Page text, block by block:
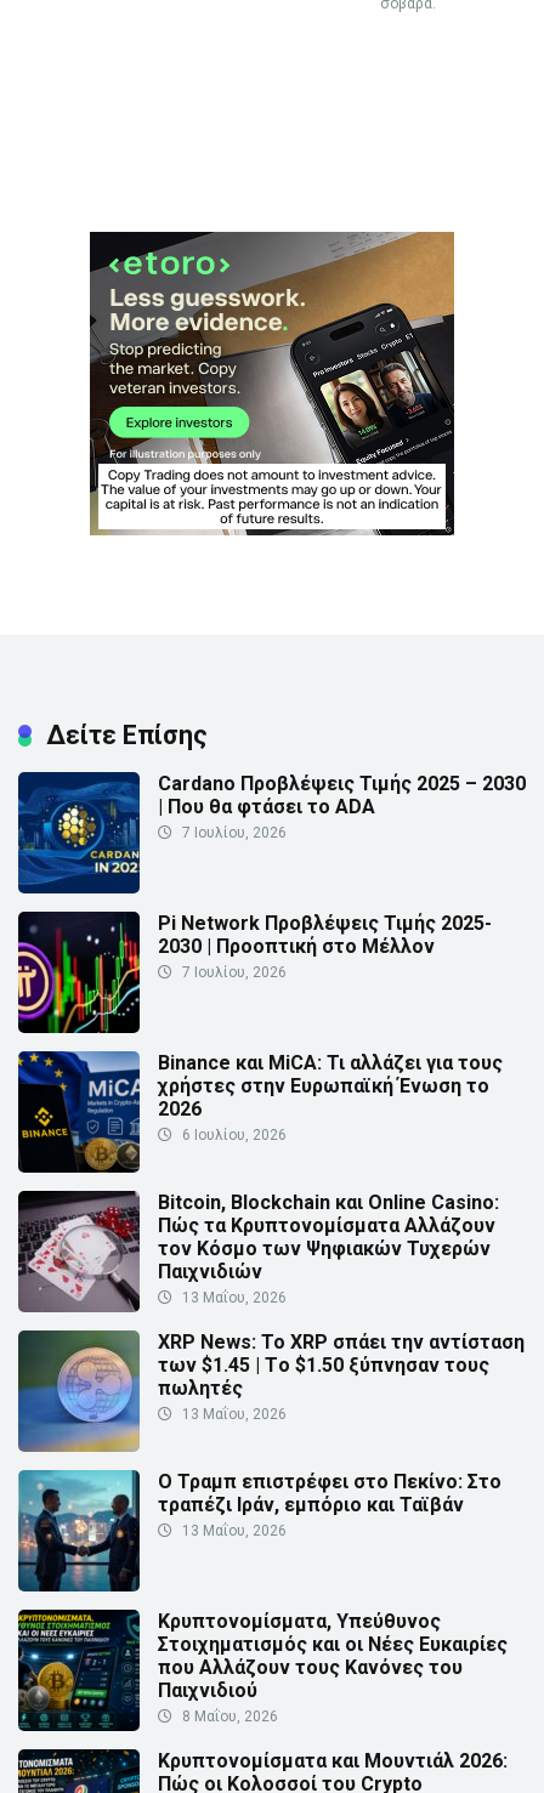
σοβαρά.
Δείτε Επίσης
Cardano Προβλέψεις Τιμής 2025 – 2030
| Που θα φτάσει το ADA
7 Ιουλίου, 2026
Pi Network Προβλέψεις Τιμής 2025-
2030 | Προοπτική στο Μέλλον
7 Ιουλίου, 2026
Binance και MiCA: Τι αλλάζει για τους
χρήστες στην Ευρωπαϊκή Ένωση το
2026
6 Ιουλίου, 2026
Bitcoin, Blockchain και Online Casino:
Πώς τα Κρυπτονομίσματα Αλλάζουν
τον Κόσμο των Ψηφιακών Τυχερών
Παιχνιδιών
13 Μαΐου, 2026
XRP News: Το XRP σπάει την αντίσταση
των $1.45 | Τo $1.50 ξύπνησαν τους
πωλητές
13 Μαΐου, 2026
Ο Τραμπ επιστρέφει στο Πεκίνο: Στο
τραπέζι Ιράν, εμπόριο και Ταϊβάν
13 Μαΐου, 2026
Κρυπτονομίσματα, Υπεύθυνος
Στοιχηματισμός και οι Νέες Ευκαιρίες
που Αλλάζουν τους Κανόνες του
Παιχνιδιού
8 Μαΐου, 2026
Κρυπτονομίσματα και Μουντιάλ 2026:
Πώς οι Κολοσσοί του Crypto